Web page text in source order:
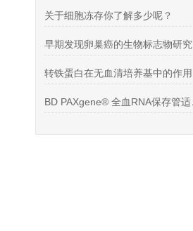
关于细胞冻存你了解多少呢？
早期发现卵巢癌的生物标志物研究
转铁蛋白在无血清培养基中的作用